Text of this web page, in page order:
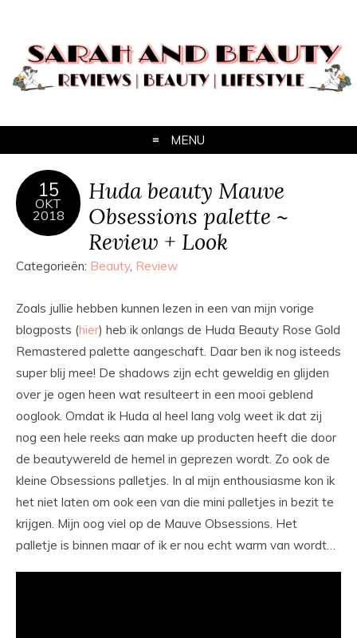
MENU
15
OKT
2018
Huda beauty Mauve
Obsessions palette ~
Review + Look
Categorieën: Beauty, Review
Zoals jullie hebben kunnen lezen in een van mijn vorige
blogposts (hier) heb ik onlangs de Huda Beauty Rose Gold
Remastered palette aangeschaft. Daar ben ik nog isteeds
super blij mee! De shadows zijn echt geweldig en glijden
over je ogen heen wat resulteert in een mooi geblend
ooglook. Omdat ik Huda al heel lang volg weet ik dat zij
nog een hele reeks aan make up producten heeft die door
de beautywereld de hemel in geprezen wordt. Zo ook de
kleine Obsessions palletjes. In al mijn enthousiasme kon ik
het niet laten om ook een van die mini palletjes in bezit te
krijgen. Mijn oog viel op de Mauve Obsessions. Het
palletje is binnen maar of ik er nou echt warm van wordt…